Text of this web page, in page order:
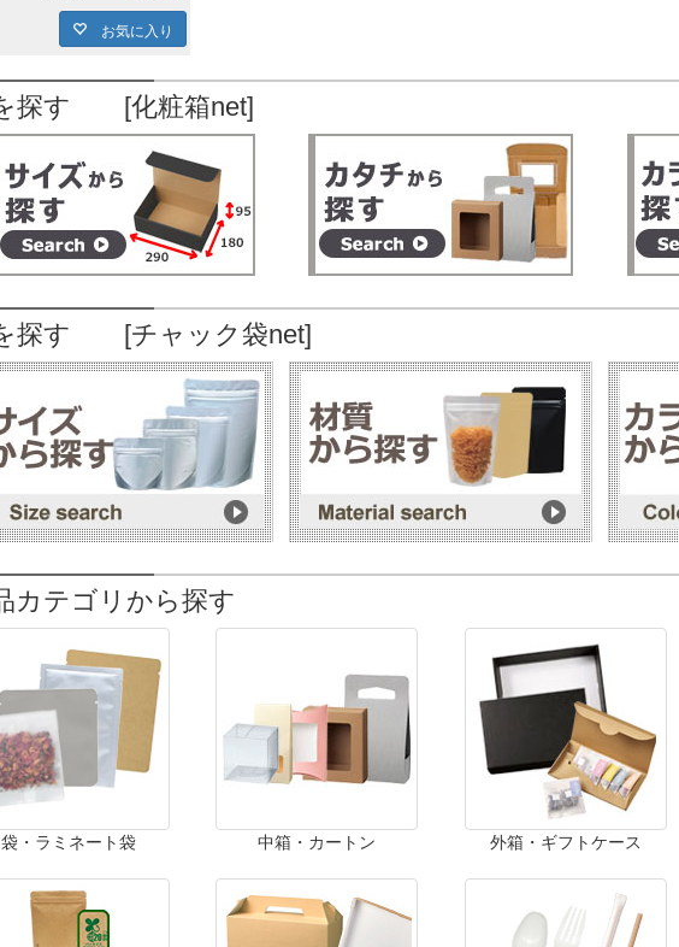
お気に入り
探す [化粧箱net]
探す [チャック袋net]
カテゴリから探す
袋・ラミネート袋 中箱・カートン 外箱・ギフトケース